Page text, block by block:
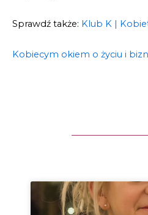
Sprawdź także: Klub K |
Kobiecym okiem o życiu i